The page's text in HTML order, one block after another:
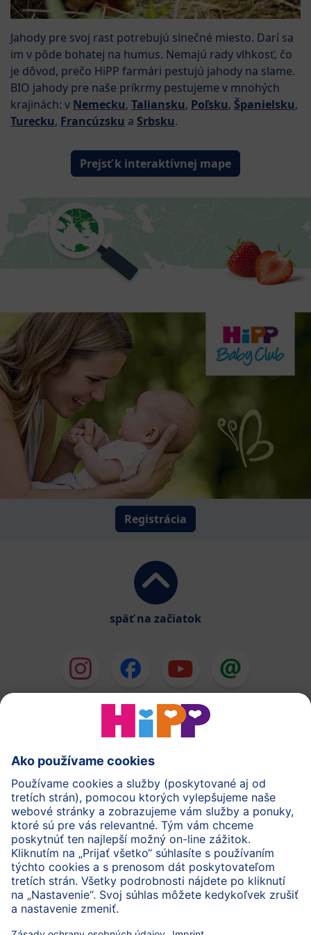
Jahody pre svoj rast potrebujú slnečné miesto. Darí sa
im v pôde bohatej na humus. Nemajú rady vlhkosť, čo
je dôvod, prečo HiPP farmári pestujú jahody na slame.
BIO jahody pre naše príkrmy pestujeme v mnohých
krajinách: v Nemecku, Taliansku, Poľsku, Španielsku,
Turecku, Francúzsku a Srbsku.
Prejsť k interaktívnej mape
Registrácia
späť na začiatok
HiPP Mlieka
HiPP Príkrmy
HiPP Tehotenstvo
Ochrana osobných údajov
Cookies a pravidlá používania webovej stránky
Imprint
O spoločnosti HiPP Kontakt